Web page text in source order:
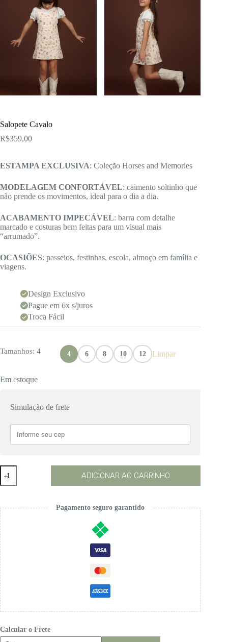
Salopete Cavalo
R$359,00
ESTAMPA EXCLUSIVA: Coleção Horses and Memories
MODELAGEM CONFORTÁVEL: caimento soltinho que
não prende os movimentos, ideal para o dia a dia.
ACABAMENTO IMPECÁVEL: barra com detalhe
marcado e costuras bem feitas para um visual mais
“arrumado”.
OCASIÕES: passeios, festinhas, escola, almoço em família e
viagens.
Design Exclusivo
Pague em 6x s/juros
Troca Fácil
Tamanhos: 4 4 6 8 10 12 Limpar
Em estoque
Simulação de frete
Salopete
Cavalo
quantidade
ADICIONAR AO CARRINHO
Pagamento seguro garantido
Calcular o Frete